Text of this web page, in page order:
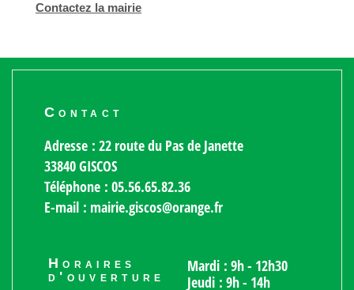
Contactez la mairie
Contact
Adresse : 22 route du Pas de Janette
33840 GISCOS
Téléphone : 05.56.65.82.36
E-mail : mairie.giscos@orange.fr
Horaires
d'ouverture
Mardi : 9h - 12h30
Jeudi : 9h - 14h